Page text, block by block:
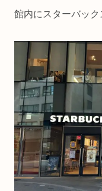
館内にスターバック